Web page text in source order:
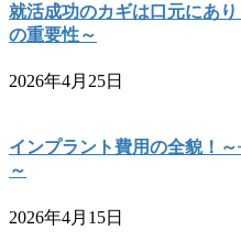
就活成功のカギは口元にあ
の重要性～
2026年4月25日
インプラント費用の全貌！
～
2026年4月15日